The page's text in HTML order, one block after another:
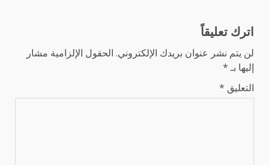
اترك تعليقاً
لن يتم نشر عنوان بريدك الإلكتروني. الحقول الإلزامية مشار
إليها بـ*
التعليق *